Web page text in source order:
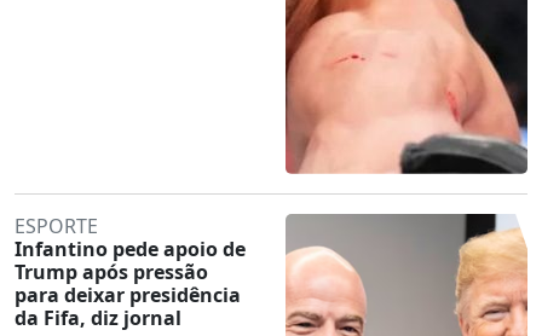
ESPORTE
Infantino pede apoio de
Trump após pressão
para deixar presidência
da Fifa, diz jornal